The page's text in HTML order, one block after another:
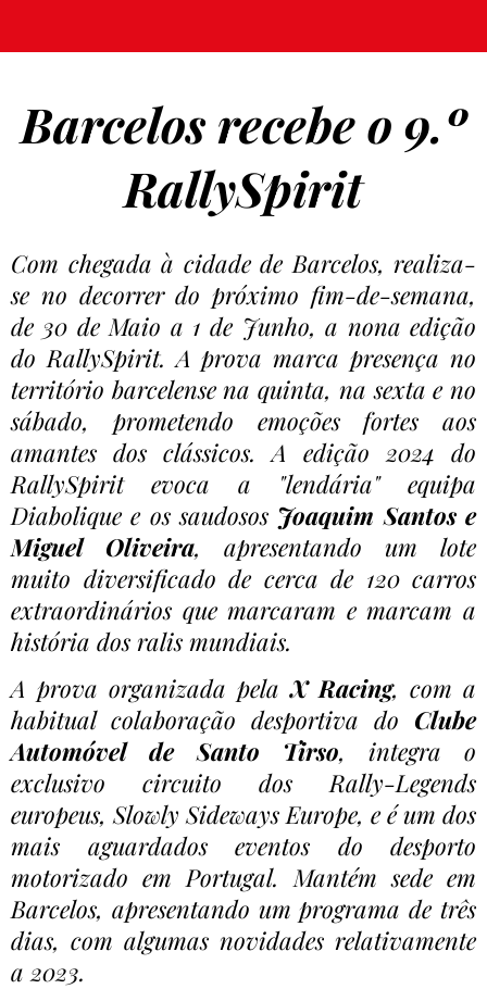
Barcelos recebe o 9.º
RallySpirit
Com chegada à cidade de Barcelos, realiza-
se no decorrer do próximo fim-de-semana,
de 30 de Maio a 1 de Junho, a nona edição
do RallySpirit. A prova marca presença no
território barcelense na quinta, na sexta e no
sábado, prometendo emoções fortes aos
amantes dos clássicos. A edição 2024 do
RallySpirit evoca a "lendária" equipa
Diabolique e os saudosos Joaquim Santos e
Miguel Oliveira, apresentando um lote
muito diversificado de cerca de 120 carros
extraordinários que marcaram e marcam a
história dos ralis mundiais.
A prova organizada pelaX Racing, com a
habitual colaboração desportiva do Clube
Automóvel de Santo Tirso, integra o
exclusivo circuito dos Rally-Legends
europeus, Slowly Sideways Europe, e é um dos
mais aguardados eventos do desporto
motorizado em Portugal. Mantém sede em
Barcelos, apresentando um programa de três
dias, com algumas novidades relativamente
a 2023.